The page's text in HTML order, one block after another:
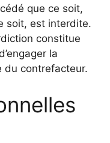
que ce soit,
soit, est interdite.
constitue
la
du contrefacteur.